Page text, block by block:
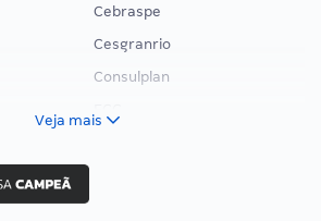
Cebraspe
Cesgranrio
Consulplan
Veja mais